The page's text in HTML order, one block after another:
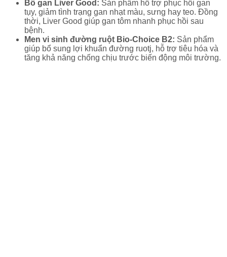
Bổ gan Liver Good: Sản phẩm hỗ trợ phục hồi gan
tụy, giảm tình trạng gan nhạt màu, sưng hay teo. Đồng
thời, Liver Good giúp gan tôm nhanh phục hồi sau
bệnh.
Men vi sinh đường ruột Bio-Choice B2: Sản phẩm
giúp bổ sung lợi khuẩn đường ruotj, hỗ trợ tiêu hóa và
tăng khả năng chống chịu trước biến động môi trường.